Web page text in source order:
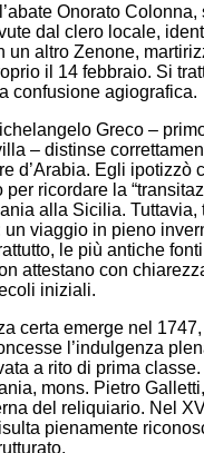
Onorato
dal clero locale,
un altro Zenone,
il 14 febbraio. Si
confusione agiografica.
Greco –
– distinse
d’Arabia. Egli ipotizzò
per ricordare la
alla Sicilia.
un viaggio in pieno
le più antiche
attestano con
iniziali.
certa emerge nel
l’indulgenza
a rito di prima
mons. Pietro
del reliquiario. Nel
pienamente